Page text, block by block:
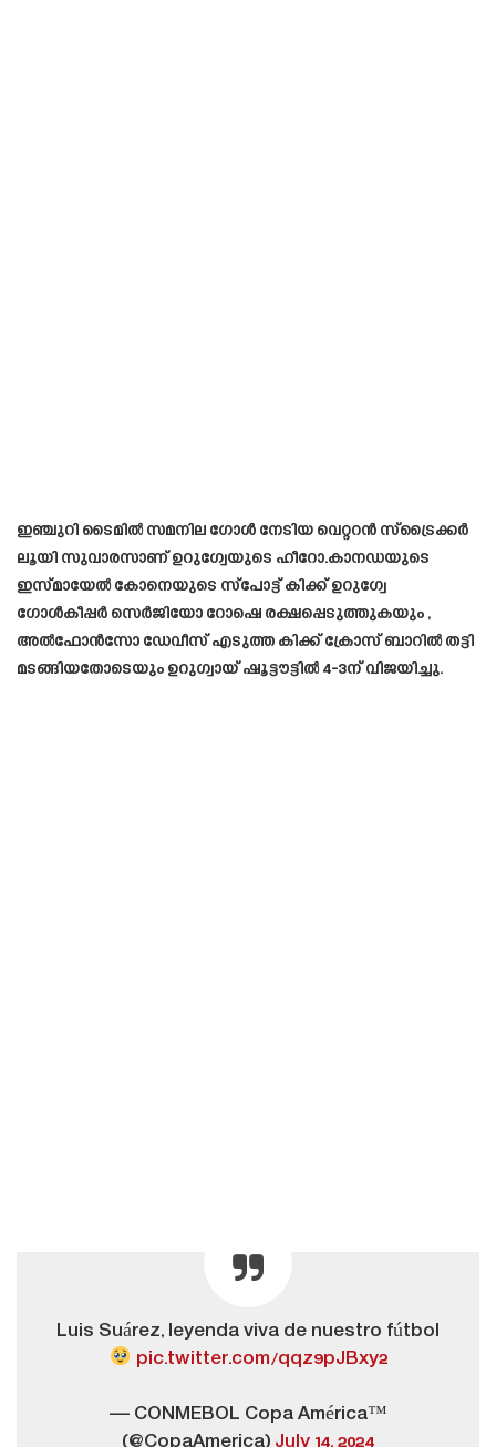
ഇഞ്ചുറി ടൈമിൽ സമനില ഗോൾ നേടിയ വെറ്ററൻ സ്‌ട്രൈക്കർ
ലൂയി സുവാരസാണ് ഉറുഗ്വേയുടെ ഹീറോ.കാനഡയുടെ
ഇസ്മായേൽ കോനെയുടെ സ്പോട്ട് കിക്ക് ഉറുഗ്വേ
ഗോൾകീപ്പർ സെർജിയോ റോഷെ രക്ഷപ്പെടുത്തുകയും ,
അൽഫോൻസോ ഡേവീസ് എടുത്ത കിക്ക് ക്രോസ് ബാറിൽ തട്ടി
മടങ്ങിയതോടെയും ഉറുഗ്വായ് ഷൂട്ടൗട്ടിൽ 4-3ന് വിജയിച്ചു.
Luis Suárez, leyenda viva de nuestro fútbol
pic.twitter.com/qqz9pJBxy2
— CONMEBOL Copa América™️
(@CopaAmerica) July 14, 2024